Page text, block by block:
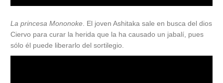
La princesa Mononoke. El joven Ashitaka sale en busca del dios
Ciervo para curar la herida que la ha causado un jabalí, pues
sólo él puede liberarlo del sortilegio.